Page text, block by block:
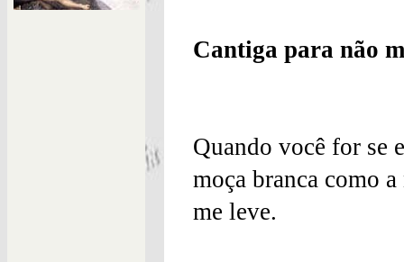
Cantiga para não
Quando você for se
moça branca como a
me leve.